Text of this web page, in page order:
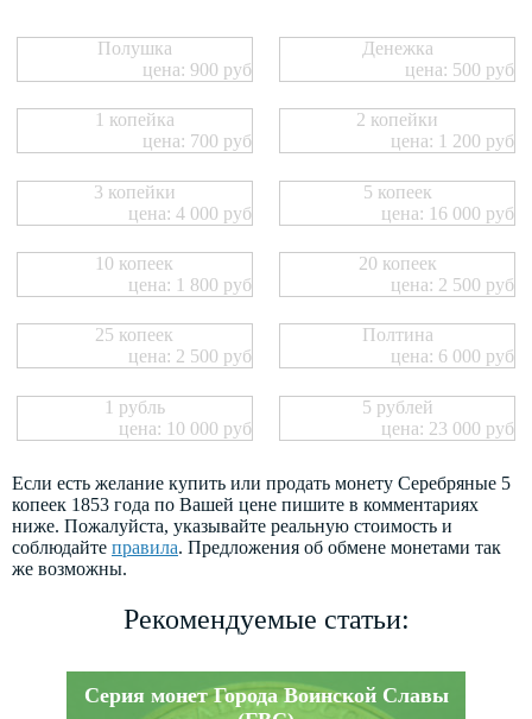
Полушка
цена: 900 руб
Денежка
цена: 500 руб
1 копейка
цена: 700 руб
2 копейки
цена: 1 200 руб
3 копейки
цена: 4 000 руб
5 копеек
цена: 16 000 руб
10 копеек
цена: 1 800 руб
20 копеек
цена: 2 500 руб
25 копеек
цена: 2 500 руб
Полтина
цена: 6 000 руб
1 рубль
цена: 10 000 руб
5 рублей
цена: 23 000 руб
Если есть желание купить или продать монету Серебряные 5
копеек 1853 года по Вашей цене пишите в комментариях
ниже. Пожалуйста, указывайте реальную стоимость и
соблюдайте правила. Предложения об обмене монетами так
же возможны.
Рекомендуемые статьи:
Серия монет Города Воинской Славы